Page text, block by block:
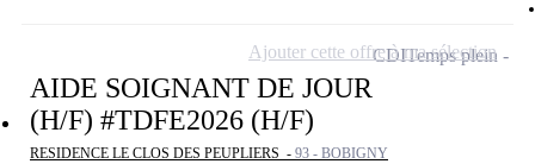
AIDE SOIGNANT DE JOUR
(H/F) #TDFE2026 (H/F)
RESIDENCE LE CLOS DES PEUPLIERS - 93 - BOBIGNY
CDITemps plein
Ajouter cette offre à ma sélection